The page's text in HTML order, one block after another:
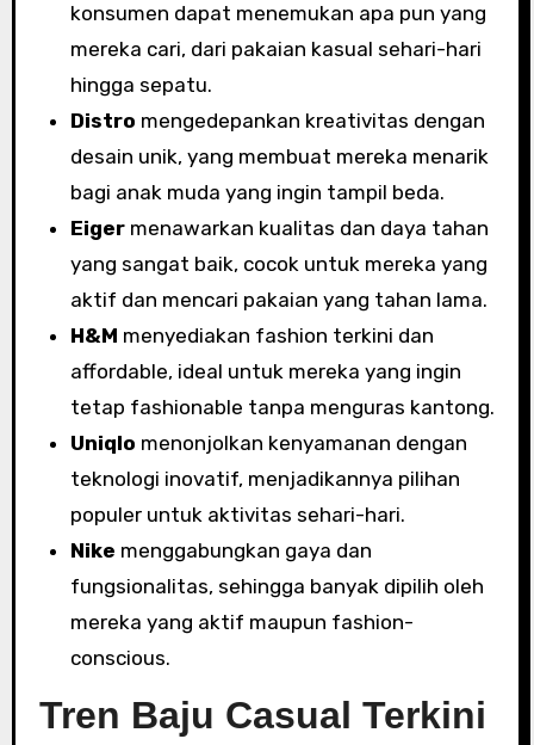
konsumen dapat menemukan apa pun yang
mereka cari, dari pakaian kasual sehari-hari
hingga sepatu.
Distro mengedepankan kreativitas dengan
desain unik, yang membuat mereka menarik
bagi anak muda yang ingin tampil beda.
Eigermenawarkan kualitas dan daya tahan
yang sangat baik, cocok untuk mereka yang
aktif dan mencari pakaian yang tahan lama.
H&M menyediakan fashion terkini dan
affordable, ideal untuk mereka yang ingin
tetap fashionable tanpa menguras kantong.
Uniqlo menonjolkan kenyamanan dengan
teknologi inovatif, menjadikannya pilihan
populer untuk aktivitas sehari-hari.
Nike menggabungkan gaya dan
fungsionalitas, sehingga banyak dipilih oleh
mereka yang aktif maupun fashion-
conscious.
Tren Baju Casual Terkini